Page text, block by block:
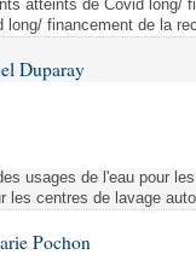
atteints de Covid long/
financement de la
Duparay
usages de l'eau pour
les centres de lavage
Pochon